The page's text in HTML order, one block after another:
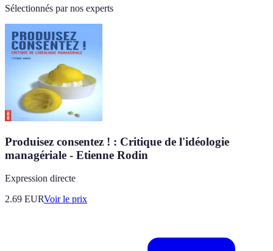
Sélectionnés par nos experts
Produisez consentez ! : Critique de l'idéologie
managériale - Etienne Rodin
Expression directe
2.69 EURVoir le prix